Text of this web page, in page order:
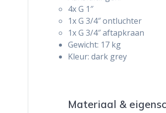
4x G 1″
1x G 3/4″ ontluchter
1x G 3/4″ aftapkraan
Gewicht: 17 kg
Kleur: dark grey
Materiaal &